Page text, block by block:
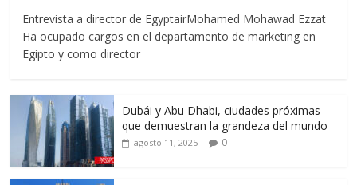
Entrevista a director de EgyptairMohamed Mohawad Ezzat
Ha ocupado cargos en el departamento de marketing en
Egipto y como director
Dubái y Abu Dhabi, ciudades próximas
que demuestran la grandeza del mundo
agosto 11, 2025 0